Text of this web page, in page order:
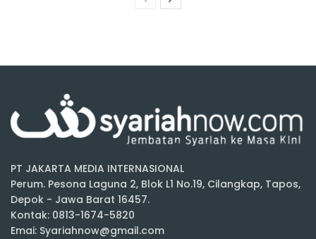
PT JAKARTA MEDIA INTERNASIONAL
Perum. Pesona Laguna 2, Blok L1 No.19, Cilangkap, Tapos,
Depok - Jawa Barat 16457.
Kontak: 0813-1674-5820
Emai: Syariahnow@gmail.com